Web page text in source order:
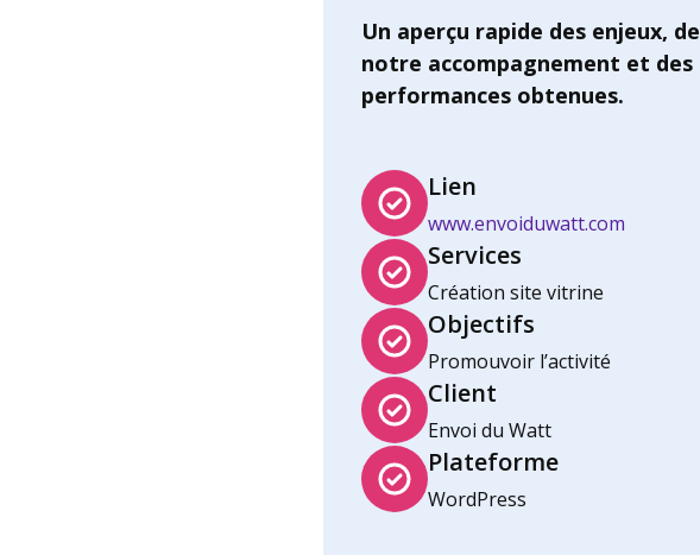
Un aperçu rapide des enjeux, de
notre accompagnement et des
performances obtenues.
Lien
www.envoiduwatt.com
Services
Création site vitrine
Objectifs
Promouvoir l’activité
Client
Envoi du Watt
Plateforme
WordPress